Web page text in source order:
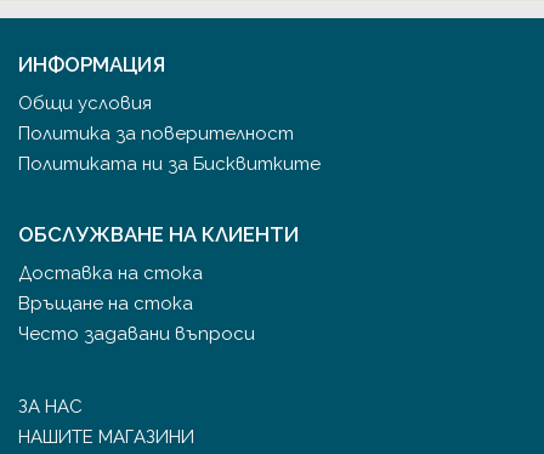
ИНФОРМАЦИЯ
Общи условия
Политика за поверителност
Политиката ни за Бисквитките
ОБСЛУЖВАНЕ НА КЛИЕНТИ
Доставка на стока
Връщане на стока
Често задавани въпроси
ЗА НАС
НАШИТЕ МАГАЗИНИ